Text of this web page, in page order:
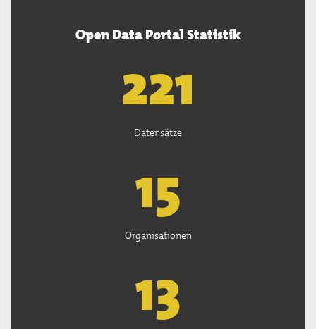
Open Data Portal Statistik
222
Datensätze
15
Organisationen
13